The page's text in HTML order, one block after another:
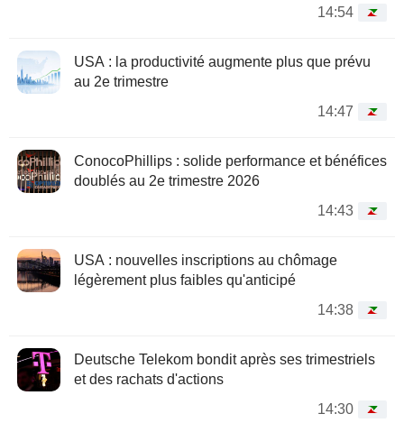
14:54
USA : la productivité augmente plus que prévu
au 2e trimestre
14:47
ConocoPhillips : solide performance et bénéfices
doublés au 2e trimestre 2026
14:43
USA : nouvelles inscriptions au chômage
légèrement plus faibles qu'anticipé
14:38
Deutsche Telekom bondit après ses trimestriels
et des rachats d'actions
14:30